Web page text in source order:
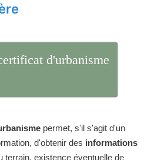
d'urbanisme
permet, s'il s'agit d'un
d'obtenir des informations
terrain, existence éventuelle de